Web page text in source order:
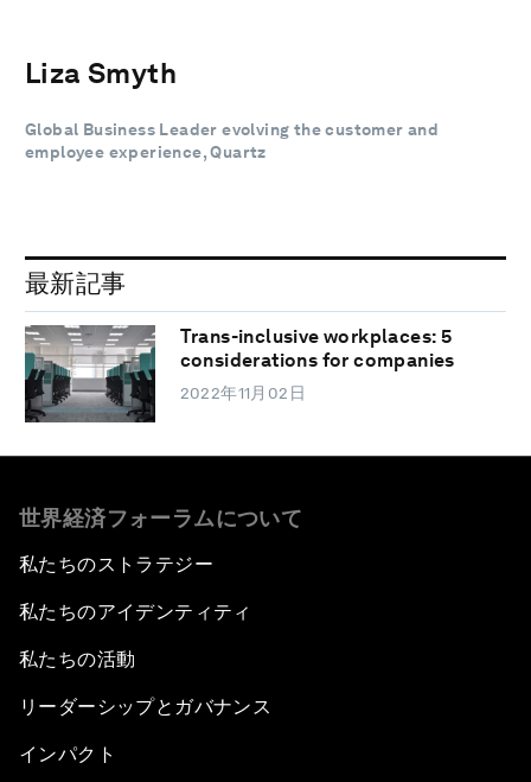
Liza Smyth
Global Business Leader evolving the customer and
employee experience, Quartz
最新記事
Trans-inclusive workplaces: 5
considerations for companies
2022年11月02日
世界経済フォーラムについて
私たちのストラテジー
私たちのアイデンティティ
私たちの活動
リーダーシップとガバナンス
インパクト